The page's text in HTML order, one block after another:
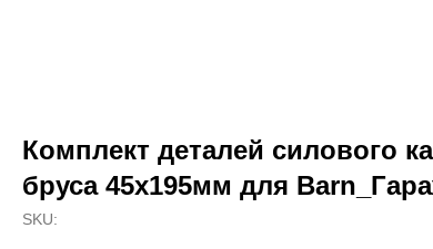
Комплект деталей силового
бруса 45x195мм для
SKU: